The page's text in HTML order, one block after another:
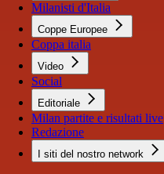
Milanisti d'Italia
Coppe Europee
Coppa italia
Video
Social
Editoriale
Milan partite e risultati live
Redazione
I siti del nostro network